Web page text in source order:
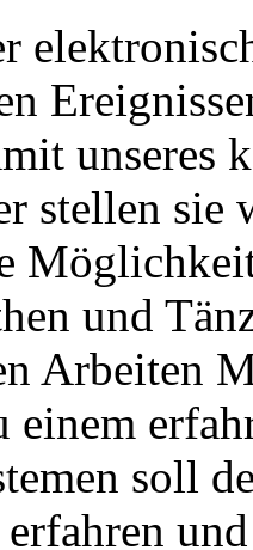
unseres
stellen sie
und
Arbeiten
einem
soll